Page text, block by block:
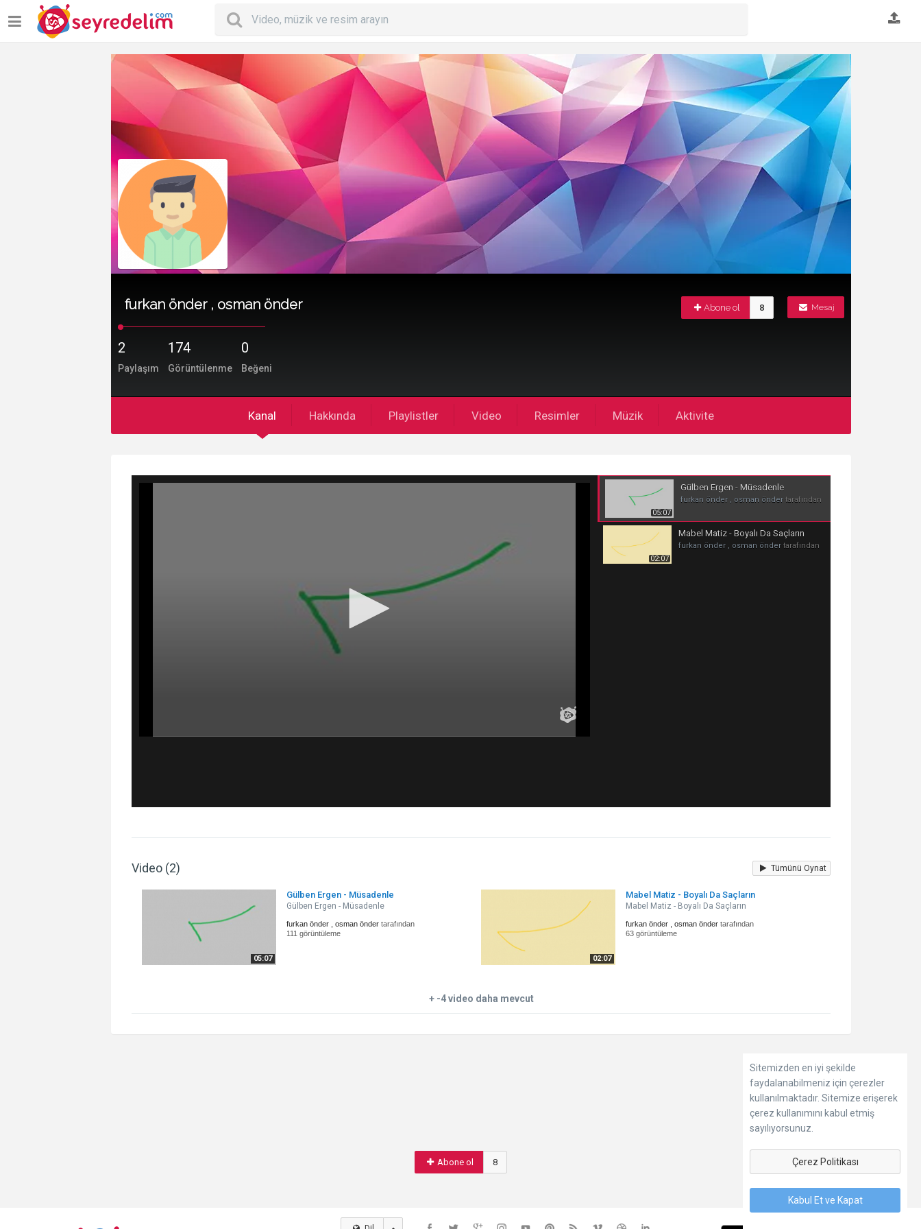
furkan önder , osman önder Mesaj
Abone ol 8
2
Paylaşım
174
Görüntülenme
0
Beğeni
Kanal Hakkında Playlistler Video Resimler Müzik Aktivite
05:07
Gülben Ergen - Müsadenle
furkan önder , osman önder tarafından
02:07
Mabel Matiz - Boyalı Da Saçların
furkan önder , osman önder tarafından
Video (2) Tümünü Oynat
05:07
Gülben Ergen - Müsadenle
Gülben Ergen - Müsadenle
furkan önder , osman önder tarafından
111 görüntüleme
02:07
Mabel Matiz - Boyalı Da Saçların
Mabel Matiz - Boyalı Da Saçların
furkan önder , osman önder tarafından
63 görüntüleme
+ -4 video daha mevcut
Abone ol 8
Sitemizden en iyi şekilde
faydalanabilmeniz için çerezler
kullanılmaktadır. Sitemize erişerek
çerez kullanımını kabul etmiş
sayılıyorsunuz.
Çerez Politikası
Kabul Et ve Kapat